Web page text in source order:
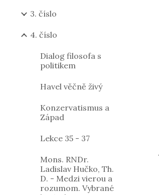
3. číslo
4. číslo
Dialog filosofa s
politikem
Havel věčně živý
Konzervatismus a
Západ
Lekce 35 - 37
Mons. RNDr.
Ladislav Hučko, Th.
D. - Medzi vierou a
rozumom. Vybrané